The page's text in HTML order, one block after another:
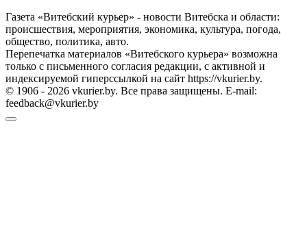
Газета «Витебский курьер» - новости Витебска и области:
происшествия, мероприятия, экономика, культура, погода,
общество, политика, авто.
Перепечатка материалов «Витебского курьера» возможна
только с письменного согласия редакции, с активной и
индексируемой гиперссылкой на сайт https://vkurier.by.
© 1906 - 2026 vkurier.by. Все права защищены. E-mail:
feedback@vkurier.by